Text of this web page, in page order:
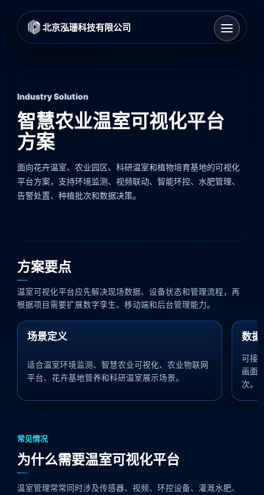
北京泓珊科技有限公司
Industry Solution
智慧农业温室可视化平台
方案
面向花卉温室、农业园区、科研温室和植物培育基地的可视化
平台方案，支持环境监测、视频联动、智能环控、水肥管理、
告警处置、种植批次和数据决策。
方案要点
温室可视化平台应先解决现场数据、设备状态和管理流程，再
根据项目需要扩展数字孪生、移动端和后台管理能力。
场景定义
适合温室环境监测、智慧农业可视化、农业物联网
平台、花卉基地管养和科研温室展示场景。
数据
可接
画面
次。
常见情况
为什么需要温室可视化平台
温室管理常常同时涉及传感器、视频、环控设备、灌溉水肥、